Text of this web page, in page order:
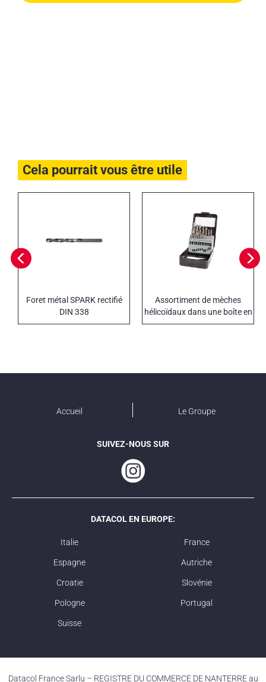
Cela pourrait vous être utile
Foret métal SPARK rectifié
DIN 338
Assortiment de mèches
hélicoïdaux dans une boîte en
métal
Accueil Le Groupe
SUIVEZ-NOUS SUR
DATACOL EN EUROPE:
Italie France
Espagne Autriche
Croatie Slovénie
Pologne Portugal
Suisse
Datacol France Sarlu – REGISTRE DU COMMERCE DE NANTERRE au